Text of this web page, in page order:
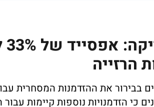
הרזייה
כי הזדמנויות נוספות קיימות